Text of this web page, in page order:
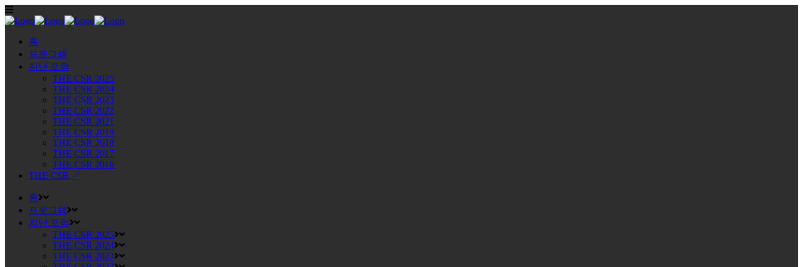
홈
프로그램
지난 포럼
THE CSR 2025
THE CSR 2024
THE CSR 2023
THE CSR 2022
THE CSR 2021
THE CSR 2019
THE CSR 2018
THE CSR 2017
THE CSR 2016
THE CSR ↗
홈
프로그램
지난 포럼
THE CSR 2025
THE CSR 2024
THE CSR 2023